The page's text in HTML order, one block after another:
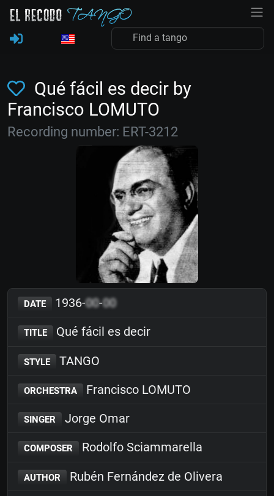
Qué fácil es decir by
Francisco LOMUTO
Recording number: ERT-3212
DATE 1936-00-00
TITLE Qué fácil es decir
STYLE TANGO
ORCHESTRA Francisco LOMUTO
SINGER Jorge Omar
COMPOSER Rodolfo Sciammarella
AUTHOR Rubén Fernández de Olivera